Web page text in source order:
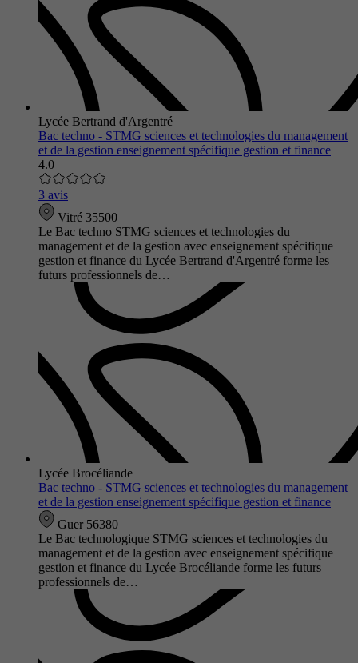
Lycée Bertrand d'Argentré
Bac techno - STMG sciences et technologies du management
et de la gestion enseignement spécifique gestion et finance
4.0
3 avis
Vitré 35500
Le Bac techno STMG sciences et technologies du
management et de la gestion avec enseignement spécifique
gestion et finance du Lycée Bertrand d'Argentré forme les
futurs professionnels de…
Lycée Brocéliande
Bac techno - STMG sciences et technologies du management
et de la gestion enseignement spécifique gestion et finance
Guer 56380
Le Bac technologique STMG sciences et technologies du
management et de la gestion avec enseignement spécifique
gestion et finance du Lycée Brocéliande forme les futurs
professionnels de…